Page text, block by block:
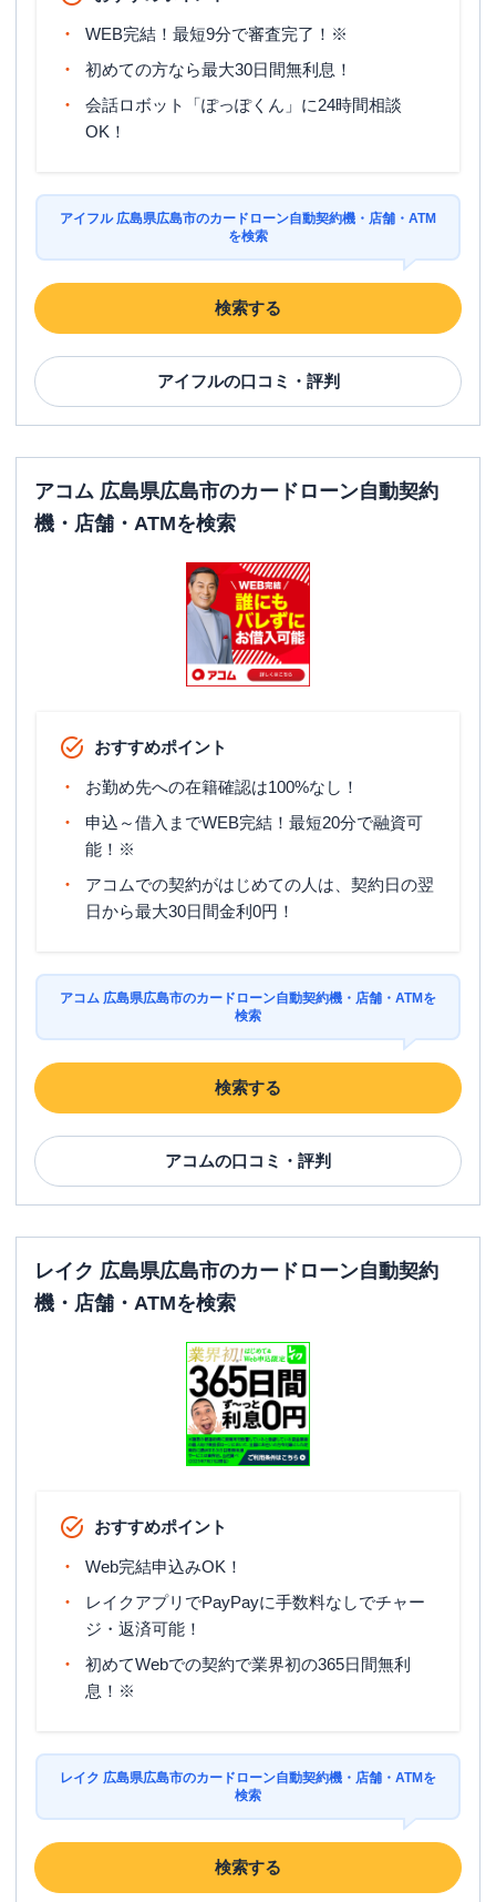
WEB完結！最短9分で審査完了！※
初めての方なら最大30日間無利息！
会話ロボット「ぽっぽくん」に24時間相談
OK！
アイフル 広島県広島市のカードローン自動契約機・店舗・ATM
を検索
検索する
アイフルの口コミ・評判
アコム 広島県広島市のカードローン自動契約
機・店舗・ATMを検索
おすすめポイント
お勤め先への在籍確認は100%なし！
申込～借入までWEB完結！最短20分で融資可
能！※
アコムでの契約がはじめての人は、契約日の翌
日から最大30日間金利0円！
アコム 広島県広島市のカードローン自動契約機・店舗・ATMを
検索
検索する
アコムの口コミ・評判
レイク 広島県広島市のカードローン自動契約
機・店舗・ATMを検索
おすすめポイント
Web完結申込みOK！
レイクアプリでPayPayに手数料なしでチャー
ジ・返済可能！
初めてWebでの契約で業界初の365日間無利
息！※
レイク 広島県広島市のカードローン自動契約機・店舗・ATMを
検索
検索する